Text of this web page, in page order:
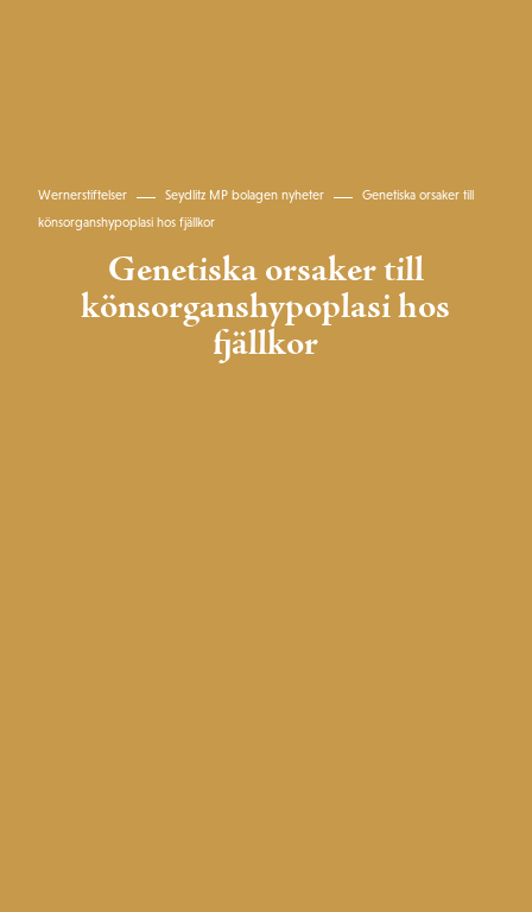
Wernerstiftelser Seydlitz MP bolagen nyheter
Genetiska orsaker till
könsorganshypoplasi hos fjällkor
Genetiska orsaker till
könsorganshypoplasi hos
fjällkor